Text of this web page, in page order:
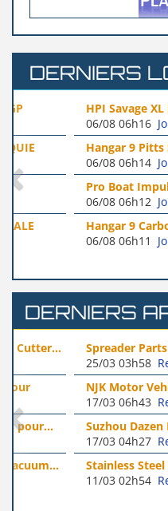
DERNIERS
HPI Savage XL FLUX
Monster...
06/08 06h16Jouet /
Hangar 9 Pitts S-2B 50-
06/08 06h14Jouet /
Pro Boat Impulse 32"
(realworld...)
06/08 06h12Jouet /
Hangar 9 Carbon Cub
(realworldhobby)
06/08 06h11Jouet /
DERNIERS
Spreader Parts
25/03 03h58Recherche
NJK Motor Vehicle
17/03 06h43Recherche
Suzhou Dazen
17/03 04h27Recherche
Stainless Steel Casting
11/03 02h54Recherche